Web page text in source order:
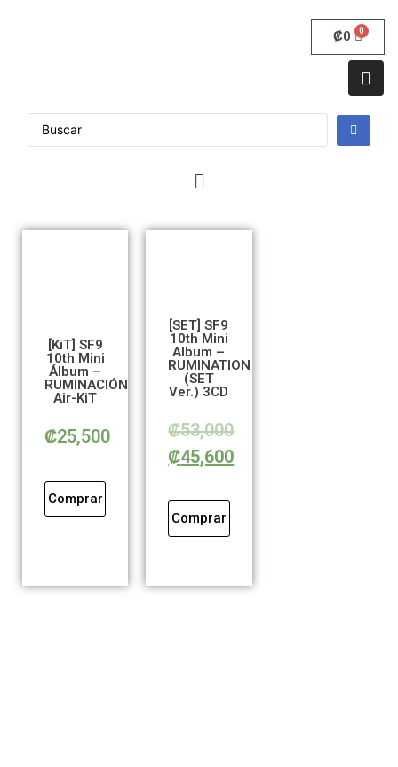
₡0
[KiT] SF9
10th Mini
Álbum –
RUMINACIÓN
Air-KiT
₡25,500
Comprar
[SET] SF9
10th Mini
Album –
RUMINATION
(SET
Ver.) 3CD
₡53,000
₡45,600
Comprar